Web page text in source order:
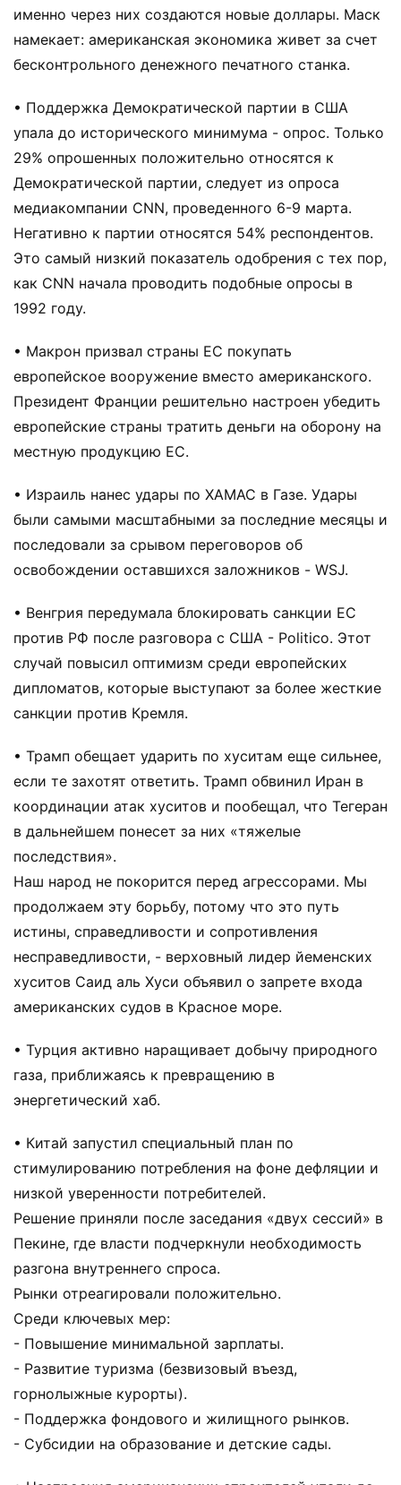
именно через них создаются новые доллары. Маск
намекает: американская экономика живет за счет
бесконтрольного денежного печатного станка.
• Поддержка Демократической партии в США
упала до исторического минимума - опрос. Только
29% опрошенных положительно относятся к
Демократической партии, следует из опроса
медиакомпании CNN, проведенного 6-9 марта.
Негативно к партии относятся 54% респондентов.
Это самый низкий показатель одобрения с тех пор,
как CNN начала проводить подобные опросы в
1992 году.
• Макрон призвал страны ЕС покупать
европейское вооружение вместо американского.
Президент Франции решительно настроен убедить
европейские страны тратить деньги на оборону на
местную продукцию ЕС.
• Израиль нанес удары по ХАМАС в Газе. Удары
были самыми масштабными за последние месяцы и
последовали за срывом переговоров об
освобождении оставшихся заложников - WSJ.
• Венгрия передумала блокировать санкции ЕС
против РФ после разговора с США - Politico. Этот
случай повысил оптимизм среди европейских
дипломатов, которые выступают за более жесткие
санкции против Кремля.
• Трамп обещает ударить по хуситам еще сильнее,
если те захотят ответить. Трамп обвинил Иран в
координации атак хуситов и пообещал, что Тегеран
в дальнейшем понесет за них «тяжелые
последствия».
Наш народ не покорится перед агрессорами. Мы
продолжаем эту борьбу, потому что это путь
истины, справедливости и сопротивления
несправедливости, - верховный лидер йеменских
хуситов Саид аль Хуси объявил о запрете входа
американских судов в Красное море.
• Турция активно наращивает добычу природного
газа, приближаясь к превращению в
энергетический хаб.
• Китай запустил специальный план по
стимулированию потребления на фоне дефляции и
низкой уверенности потребителей.
Решение приняли после заседания «двух сессий» в
Пекине, где власти подчеркнули необходимость
разгона внутреннего спроса.
Рынки отреагировали положительно.
Среди ключевых мер:
- Повышение минимальной зарплаты.
- Развитие туризма (безвизовый въезд,
горнолыжные курорты).
- Поддержка фондового и жилищного рынков.
- Субсидии на образование и детские сады.